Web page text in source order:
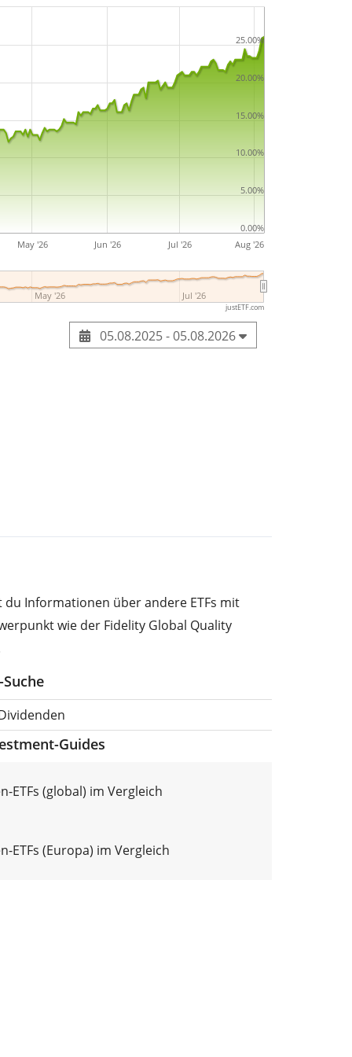
May '26 Jun '26 Jul '26 Aug '26
May '26 Jul '26
0.00%
5.00%
10.00%
15.00%
20.00%
25.00%
justETF.com
05.08.2025 - 05.08.2026
Informationen über andere ETFs mit
wie der Fidelity Global Quality
Guides
ETFs (global) im Vergleich
ETFs (Europa) im Vergleich